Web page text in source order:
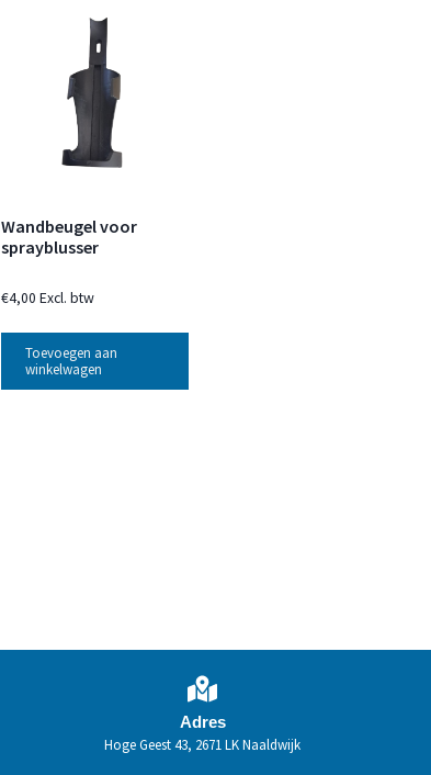
Wandbeugel voor
sprayblusser
€4,00 Excl. btw
Toevoegen aan
winkelwagen
Adres
Hoge Geest 43, 2671 LK Naaldwijk